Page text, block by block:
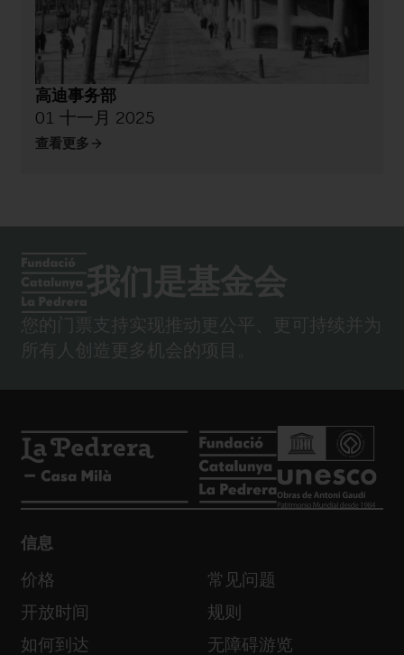
高迪事务部
01 十一月 2025
查看更多
我们是基金会
您的门票支持实现推动更公平、更可持续并为
所有人创造更多机会的项目。
信息
价格
开放时间
如何到达
常见问题
规则
无障碍游览